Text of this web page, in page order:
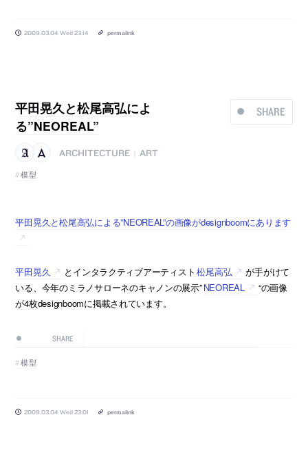
2009.03.04 Wed 23:14 permalink
SHARE
平田晃久と松尾高弘によ
る”NEOREAL”
ARCHITECTURE
ART
模型
平田晃久と松尾高弘による”NEOREAL”の画像がdesignboomにあります
平田晃久 とインタラクティブアーティスト 松尾高弘
が手がけて
いる、今年のミラノサローネのキャノンの展示”NEOREAL
“の画像
が4枚designboomに掲載されています。
SHARE
模型
2009.03.04 Wed 23:01 permalink